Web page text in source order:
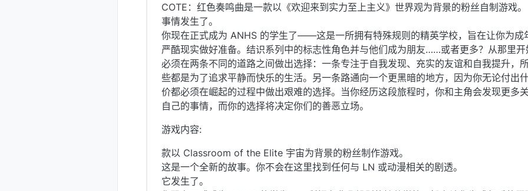
COTE：红色奏鸣曲是一款以《欢迎来到实力至上主义》世界观为背景的粉丝自制游戏。
事情发生了。
你现在正式成为 ANHS 的学生了——这是一所拥有特殊规则的精英学校，旨在让你为成
严酷现实做好准备。结识系列中的标志性角色并与他们成为朋友……或者更多？从那里开
必须在两条不同的道路之间做出选择：一条专注于自我发现、充实的友谊和自我提升，
些都是为了追求平静而快乐的生活。另一条路通向一个更黑暗的地方，因为你无论付出
价都必须在崛起的过程中做出艰难的选择。当你经历这段旅程时，你和主角会发现更多
自己的事情，而你的选择将决定你们的善恶立场。
游戏内容:
款以 Classroom of the Elite 宇宙为背景的粉丝制作游戏。
这是一个全新的故事。你不会在这里找到任何与 LN 或动漫相关的剧透。
它发生了。